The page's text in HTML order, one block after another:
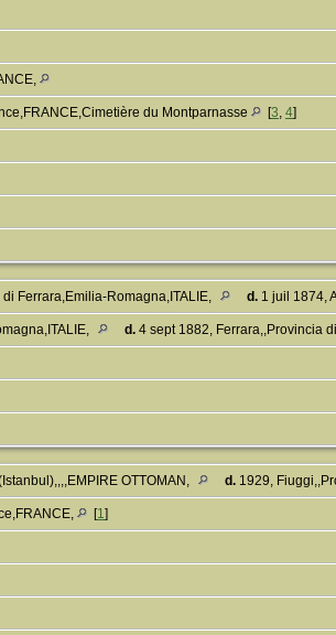
du Montparnasse [3, 4]
Ferrara,Emilia-Romagna,ITALIE, d. 1 juil 1874,
d. 4 sept 1882, Ferrara,,Provincia
OTTOMAN, d. 1929,
[1]